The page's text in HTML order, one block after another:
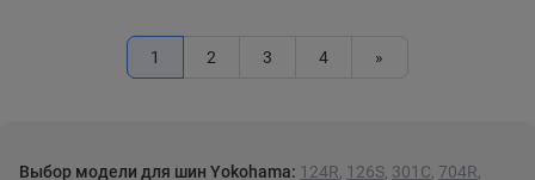
1 2 3 4 »
Выбор модели для шин Yokohama: 124R, 126S, 301C, 704R,